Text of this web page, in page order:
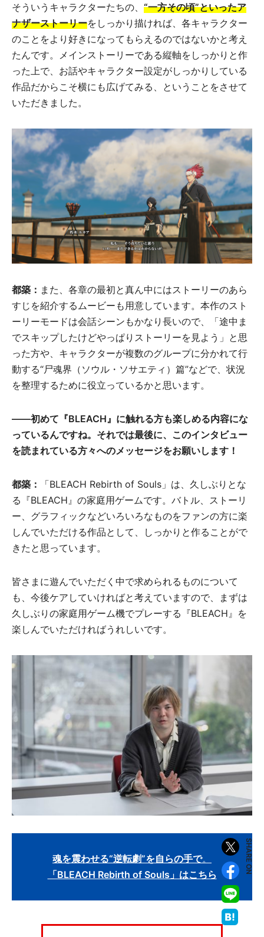
そういうキャラクターたちの、 “一方その頃”といったア
ナザーストーリーをしっかり描ければ、各キャラクター
のことをより好きになってもらえるのではないかと考え
たんです。メインストーリーである縦軸をしっかりと作
った上で、お話やキャラクター設定がしっかりしている
作品だからこそ横にも広げてみる、ということをさせて
いただきました。
都築： また、各章の最初と真ん中にはストーリーのあら
すじを紹介するムービーも用意しています。本作のスト
ーリーモードは会話シーンもかなり長いので、「途中ま
でスキップしたけどやっぱりストーリーを見よう」と思
った方や、キャラクターが複数のグループに分かれて行
動する“尸魂界（ソウル・ソサエティ）篇”などで、状況
を整理するために役立っているかと思います。
――初めて『BLEACH』に触れる方も楽しめる内容にな
っているんですね。それでは最後に、このインタビュー
を読まれている方々へのメッセージをお願いします！
都築：
「BLEACH Rebirth of Souls」は、久しぶりとな
る『BLEACH』の家庭用ゲームです。バトル、ストーリ
ー、グラフィックなどいろいろなものをファンの方に楽
しんでいただける作品として、しっかりと作ることがで
きたと思っています。
皆さまに遊んでいただく中で求められるものについて
も、今後ケアしていければと考えていますので、まずは
久しぶりの家庭用ゲーム機でプレーする『BLEACH』を
楽しんでいただければうれしいです。
魂を震わせる“逆転劇”を自らの手で。
「BLEACH Rebirth of Souls」はこちら
SHARE ON